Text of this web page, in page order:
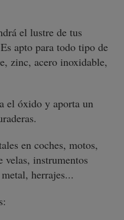
el lustre de tus
apto para todo tipo de
zinc, acero inoxidable,
el óxido y aporta un
en coches, motos,
velas, instrumentos
herrajes...